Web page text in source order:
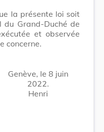
la présente loi soit
du Grand-Duché de
et observée
concerne.
Genève, le 8 juin
2022.
Henri